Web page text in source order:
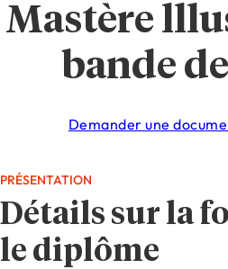
Mastère
bande
Demander une
PRÉSENTATION
Détails sur la
le diplôme